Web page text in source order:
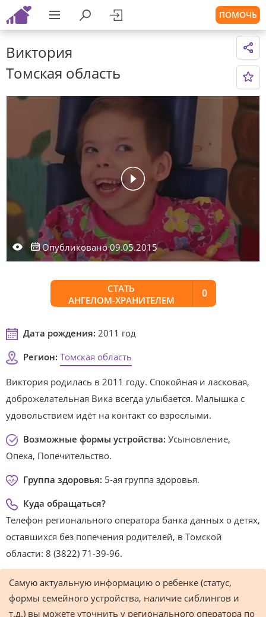
ПОМОЧЬ
Виктория
Томская область
Опубликовано 09.05.2015
СТАТЬ
АНГЕЛОМ-ХРАНИТЕЛЕМ
0
Дата рождения: 2011 год
Регион: Томская область
Виктория родилась в 2011 году. Спокойная и ласковая,
доброжелательная Вика всегда улыбается. Малышка с
удовольствием идёт на контакт со взрослыми.
Возможные формы устройства: Усыновление,
Опека, Попечительство.
Группа здоровья: 5-ая группа здоровья.
Куда обращаться?
Телефон регионального оператора банка данных о детях,
оставшихся без попечения родителей, в Томской
области: 8 (3822) 71-39-96.
Самую актуальную информацию о ребенке (статус,
формы семейного устройства, наличие сиблингов и
т.д.) вы можете уточнить у регионального оператора по